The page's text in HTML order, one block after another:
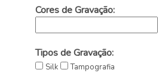
Cores de Gravação:
Tipos de Gravação:
Silk Tampografia